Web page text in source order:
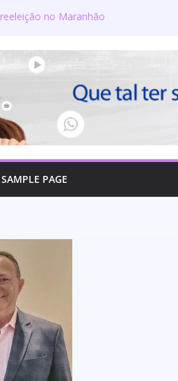
no Maranhão
e se torna a
a deputado
o povo do Maranhão
a deputado federal
SAMPLE PAGE